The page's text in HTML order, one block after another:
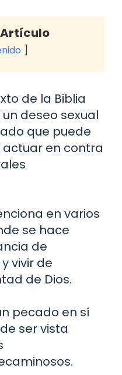
Artículo
de la Biblia
deseo sexual
que puede
en contra
en varios
se hace
de
vivir de
de Dios.
pecado en sí
ser vista